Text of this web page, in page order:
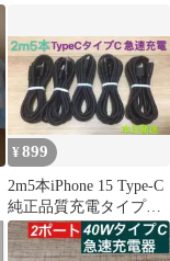
¥899
2m5本iPhone 15 Type-C
純正品質充電タイプC
ケーブル急速充電